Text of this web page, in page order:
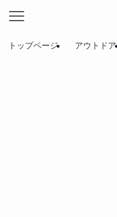
トップページ アウトドア